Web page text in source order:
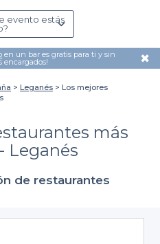
evento estás
en un bar es gratis para ti y sin
encargados! ✖
Leganés
Los mejores
más
Leganés
de restaurantes